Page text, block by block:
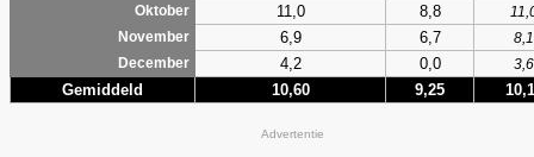
Oktober
11,0 8,8
November
6,9 6,7
8,1
December
4,2 0,0 3,6
Gemiddeld 10,60 9,25
Advertentie